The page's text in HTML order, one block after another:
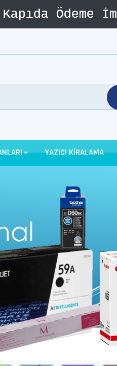
YAZICI KİRALAMA